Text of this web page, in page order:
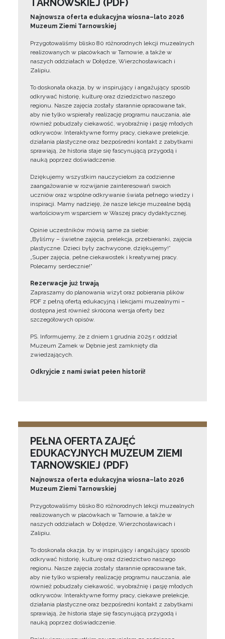
TARNOWSKIEJ (PDF)
Najnowsza oferta edukacyjna wiosna–lato 2026
Muzeum Ziemi Tarnowskiej
Przygotowaliśmy blisko 80 różnorodnych lekcji muzealnych
realizowanych w placówkach w Tarnowie, a także w
naszych oddziałach w Dołędze, Wierzchosławicach i
Zalipiu.
To doskonała okazja, by w inspirujący i angażujący sposób
odkrywać historię, kulturę oraz dziedzictwo naszego
regionu. Nasze zajęcia zostały starannie opracowane tak,
aby nie tylko wspierały realizację programu nauczania, ale
również pobudzały ciekawość, wyobraźnię i pasję młodych
odkrywców. Interaktywne formy pracy, ciekawe prelekcje,
działania plastyczne oraz bezpośredni kontakt z zabytkami
sprawiają, że historia staje się fascynującą przygodą i
nauką poprzez doświadczenie.
Dziękujemy wszystkim nauczycielom za codzienne
zaangażowanie w rozwijanie zainteresowań swoich
uczniów oraz wspólne odkrywanie świata pełnego wiedzy i
inspiracji. Mamy nadzieję, że nasze lekcje muzealne będą
wartościowym wsparciem w Waszej pracy dydaktycznej.
Opinie uczestników mówią same za siebie:
„Byliśmy – świetne zajęcia, prelekcja, przebieranki, zajęcia
plastyczne. Dzieci były zachwycone, dziękujemy!”
„Super zajęcia, pełne ciekawostek i kreatywnej pracy.
Polecamy serdecznie!”
Rezerwacje już trwają
Zapraszamy do planowania wizyt oraz pobierania plików
PDF z pełną ofertą edukacyjną i lekcjami muzealnymi –
dostępna jest również skrócona wersja oferty bez
szczegółowych opisów.
PS. Informujemy, że z dniem 1 grudnia 2025 r. oddział
Muzeum Zamek w Dębnie jest zamknięty dla
zwiedzających.
Odkryjcie z nami świat pełen historii!
PEŁNA OFERTA ZAJĘĆ
EDUKACYJNYCH MUZEUM ZIEMI
TARNOWSKIEJ (PDF)
Najnowsza oferta edukacyjna wiosna–lato 2026
Muzeum Ziemi Tarnowskiej
Przygotowaliśmy blisko 80 różnorodnych lekcji muzealnych
realizowanych w placówkach w Tarnowie, a także w
naszych oddziałach w Dołędze, Wierzchosławicach i
Zalipiu.
To doskonała okazja, by w inspirujący i angażujący sposób
odkrywać historię, kulturę oraz dziedzictwo naszego
regionu. Nasze zajęcia zostały starannie opracowane tak,
aby nie tylko wspierały realizację programu nauczania, ale
również pobudzały ciekawość, wyobraźnię i pasję młodych
odkrywców. Interaktywne formy pracy, ciekawe prelekcje,
działania plastyczne oraz bezpośredni kontakt z zabytkami
sprawiają, że historia staje się fascynującą przygodą i
nauką poprzez doświadczenie.